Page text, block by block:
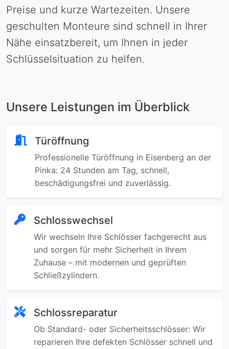
Preise und kurze Wartezeiten. Unsere
geschulten Monteure sind schnell in Ihrer
Nähe einsatzbereit, um Ihnen in jeder
Schlüsselsituation zu helfen.
Unsere Leistungen im Überblick
Türöffnung
Professionelle Türöffnung in Eisenberg an der
Pinka: 24 Stunden am Tag, schnell,
beschädigungsfrei und zuverlässig.
Schlosswechsel
Wir wechseln Ihre Schlösser fachgerecht aus
und sorgen für mehr Sicherheit in Ihrem
Zuhause – mit modernen und geprüften
Schließzylindern.
Schlossreparatur
Ob Standard- oder Sicherheitsschlösser: Wir
reparieren Ihre defekten Schlösser schnell und